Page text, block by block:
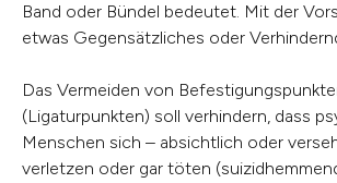
Band oder Bündel bedeutet. Mit der
etwas Gegensätzliches oder
Das Vermeiden von
(Ligaturpunkten) soll verhindern, dass
Menschen sich – absichtlich oder
verletzen oder gar töten